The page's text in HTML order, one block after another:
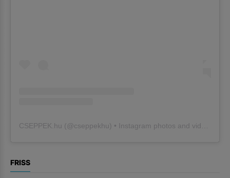
CSEPPEK.hu (@cseppekhu ) • Instagram photos and videos
FRISS